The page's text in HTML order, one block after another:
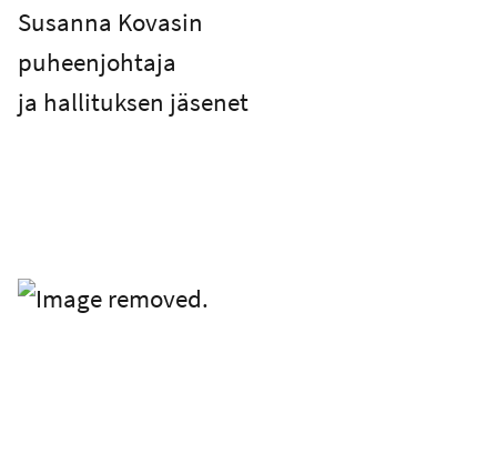
Susanna Kovasin
puheenjohtaja
ja hallituksen jäsenet